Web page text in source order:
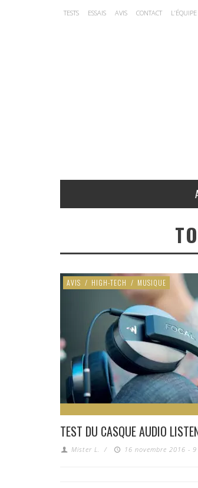
TESTS ESSAIS AVIS CONTACT L’ÉQUIPE
AVIS / HIGH-TECH / MUSIQUE
TEST DU CASQUE AUDIO
Mister L. / 16 novembre 2016 -